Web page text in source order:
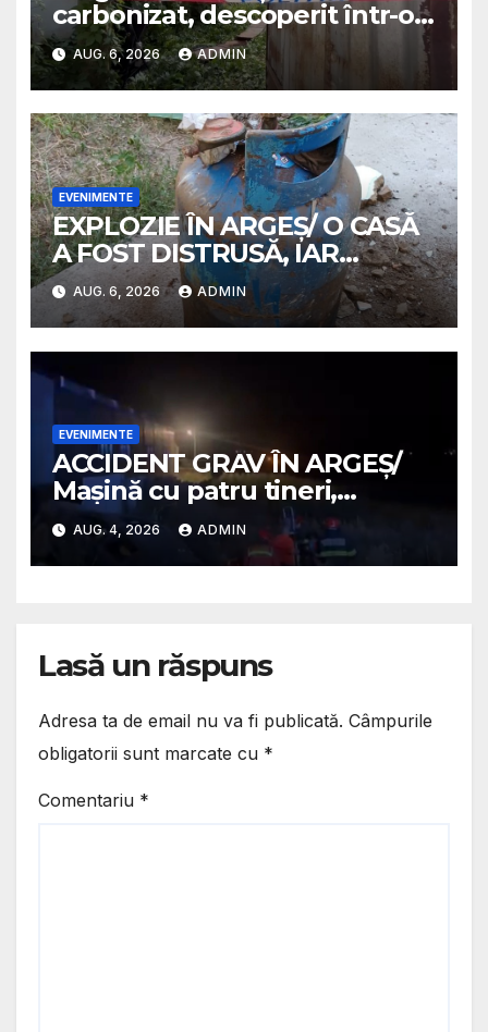
carbonizat, descoperit într-o
casă abandonată
AUG. 6, 2026 ADMIN
EVENIMENTE
EXPLOZIE ÎN ARGEȘ/ O CASĂ
A FOST DISTRUSĂ, IAR
PROPRIETARA A SUFERIT
ARSURI GRAVE
AUG. 6, 2026 ADMIN
EVENIMENTE
ACCIDENT GRAV ÎN ARGEȘ/
Mașină cu patru tineri,
răsturnată pe un câmp la
Micești/ Doi sunt în stare
gravă
AUG. 4, 2026 ADMIN
Lasă un răspuns
Adresa ta de email nu va fi publicată. Câmpurile
obligatorii sunt marcate cu *
Comentariu *